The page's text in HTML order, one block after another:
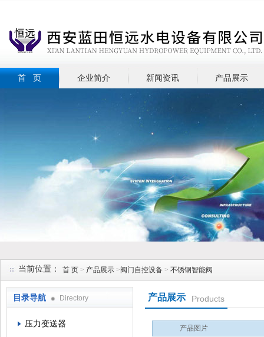
首 页 企业简介 新闻资讯 产品展示
当前位置： 首 页 > 产品展示 >阀门自控设备 > 不锈钢智能阀
目录导航 Directory
压力变送器
产品展示 Products
产品图片